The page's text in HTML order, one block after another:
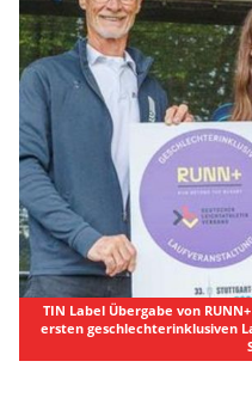
TIN Label Übergabe von
ersten geschlechterinklusiven